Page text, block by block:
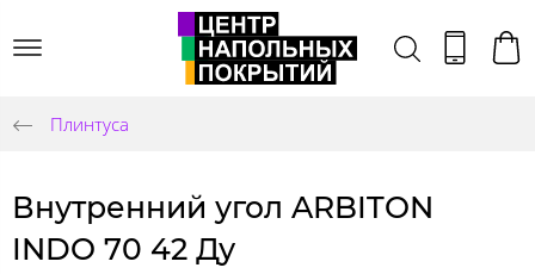
Плинтуса
Внутренний угол ARBITON
INDO 70 42 Ду